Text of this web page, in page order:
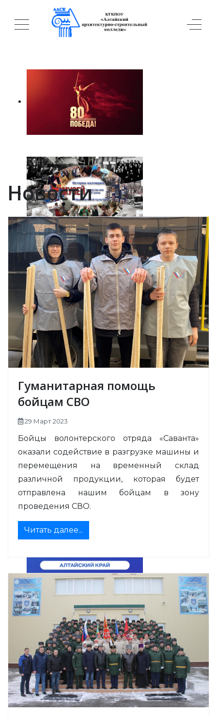
Новости
Гуманитарная помощь
бойцам СВО
29 Март 2023
Бойцы волонтерского отряда «Саванта»
оказали содействие в разгрузке машины и
перемещения на временный склад
различной продукции, которая будет
отправлена нашим бойцам в зону
проведения СВО.
Читать далее...